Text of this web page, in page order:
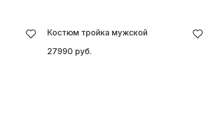
Костюм тройка мужской
27990 руб.